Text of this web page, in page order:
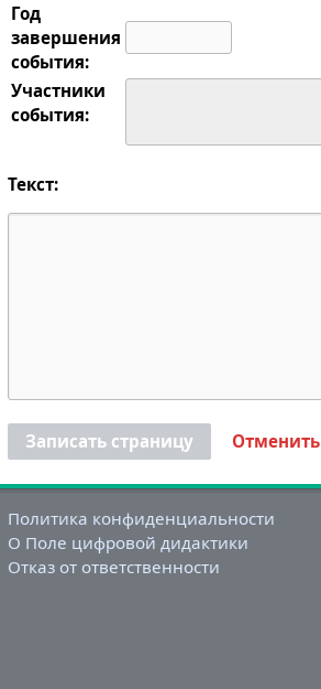
Год
завершения
события:
Участники
события:
Текст:
Записать страницу Отменить
Политика конфиденциальности
О Поле цифровой дидактики
Отказ от ответственности